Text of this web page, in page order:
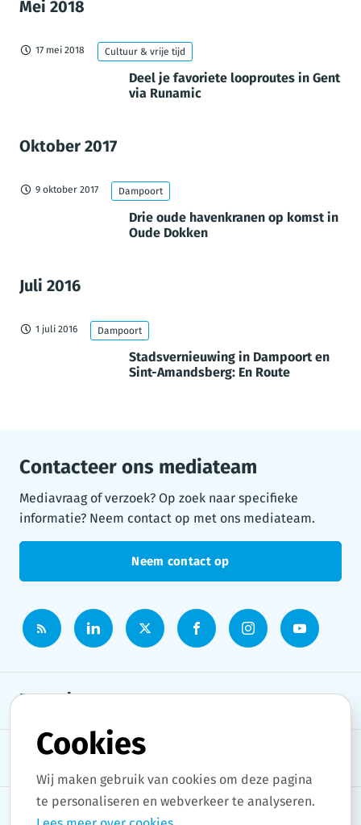
Mei 2018
17 mei 2018 Cultuur & vrije tijd
Deel je favoriete looproutes in Gent
via Runamic
Oktober 2017
9 oktober 2017 Dampoort
Drie oude havenkranen op komst in
Oude Dokken
Juli 2016
1 juli 2016 Dampoort
Stadsvernieuwing in Dampoort en
Sint-Amandsberg: En Route
Contacteer ons mediateam
Mediavraag of verzoek? Op zoek naar specifieke
informatie? Neem contact op met ons mediateam.
Neem contact op
Persruimte
Onderwerpen
Cookies
Wij maken gebruik van cookies om deze pagina
te personaliseren en webverkeer te analyseren.